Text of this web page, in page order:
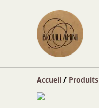
Accueil / Produits